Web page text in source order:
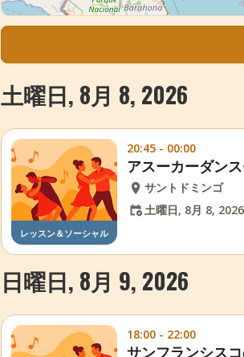
土曜日, 8月 8, 2026
レッスン＆ソーシャル
20:45 - 00:00
アスーカーダン
サントドミンゴ
土曜日, 8月 8, 2026
日曜日, 8月 9, 2026
18:00 - 22:00
サンフランシス